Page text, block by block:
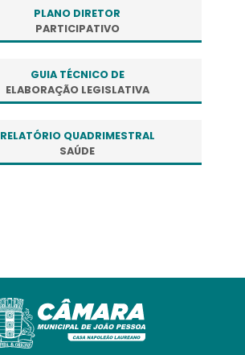
PLANO DIRETOR
PARTICIPATIVO
GUIA TÉCNICO DE
ELABORAÇÃO LEGISLATIVA
RELATÓRIO QUADRIMESTRAL
SAÚDE